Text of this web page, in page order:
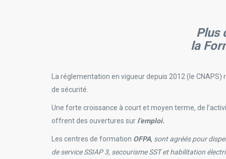
Plus
la
La réglementation en vigueur depuis 2012 (le
de sécurité.
Une forte croissance à court et moyen terme, de
offrent des ouvertures sur l’emploi.
Les centres de formation OFPA, sont agréés pour
de service SSIAP 3, secourisme SST et habilitation